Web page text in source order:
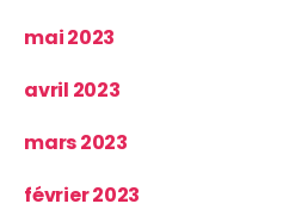
mai 2023
avril 2023
mars 2023
février 2023